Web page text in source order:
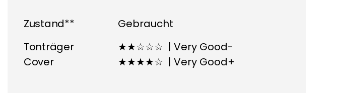
Zustand**
Gebraucht
Tonträger
★★☆☆☆ | Very Good-
Cover
★★★★☆ | Very Good+